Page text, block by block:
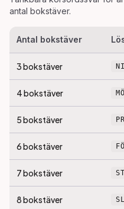
antal bokstäver.
Antal bokstäver
3bokstäver
4bokstäver
5bokstäver
6bokstäver
7bokstäver
8bokstäver